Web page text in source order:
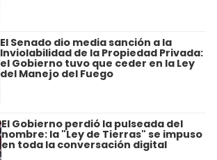
El Senado dio media sanción a la
Inviolabilidad de la Propiedad Privada:
el Gobierno tuvo que ceder en la Ley
del Manejo del Fuego
El Gobierno perdió la pulseada del
nombre: la "Ley de Tierras" se impuso
en toda la conversación digital